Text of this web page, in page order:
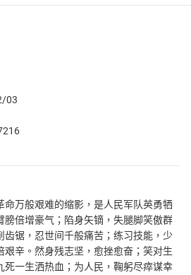
03
命万般艰难的缩影，是人民军队英勇牺
膀倍增豪气；陷身矢镝，失腿脚笑傲群
齿锯，忍世间千般痛苦；练习技能，少
艰辛。然身残志坚，愈挫愈奋；笑对生
死一生洒热血；为人民，鞠躬尽瘁谋幸